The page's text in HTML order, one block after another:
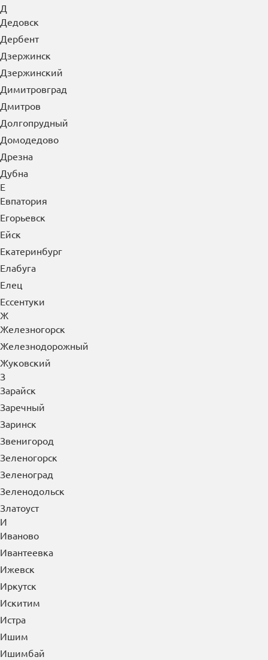
Д
Дедовск
Дербент
Дзержинск
Дзержинский
Димитровград
Дмитров
Долгопрудный
Домодедово
Дрезна
Дубна
Е
Евпатория
Егорьевск
Ейск
Екатеринбург
Елабуга
Елец
Ессентуки
Ж
Железногорск
Железнодорожный
Жуковский
З
Зарайск
Заречный
Заринск
Звенигород
Зеленогорск
Зеленоград
Зеленодольск
Златоуст
И
Иваново
Ивантеевка
Ижевск
Иркутск
Искитим
Истра
Ишим
Ишимбай